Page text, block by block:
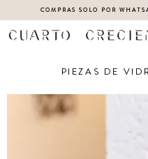
COMPRAS SOLO POR
PIEZAS DE